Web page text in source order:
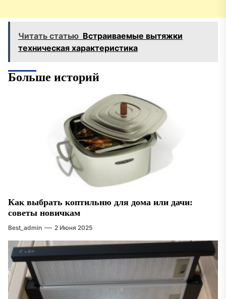
Читать статью Встраиваемые вытяжки
техническая характеристика
Больше историй
Как выбрать коптильню для дома или дачи:
советы новичкам
Best_admin 2 Июня 2025